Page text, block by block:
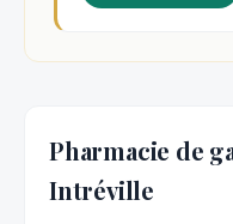
Pharmacie de
Intréville